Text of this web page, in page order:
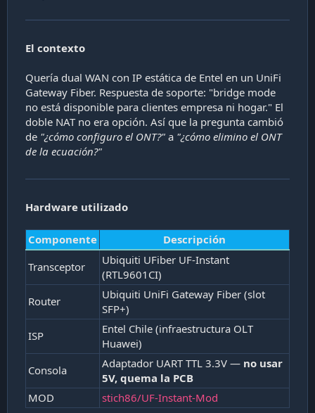
El contexto
Quería dual WAN con IP estática de Entel en un UniFi
Gateway Fiber. Respuesta de soporte: "bridge mode
no está disponible para clientes empresa ni hogar." El
doble NAT no era opción. Así que la pregunta cambió
de "¿cómo configuro el ONT?" a "¿cómo elimino el ONT
de la ecuación?"
Hardware utilizado
Componente
Descripción
Transceptor
Ubiquiti UFiber UF-Instant
(RTL9601CI)
Router
Ubiquiti UniFi Gateway Fiber (slot
SFP+)
ISP
Entel Chile (infraestructura OLT
Huawei)
Consola
Adaptador UART TTL 3.3V — no usar
5V, quema la PCB
MOD
stich86/UF-Instant-Mod